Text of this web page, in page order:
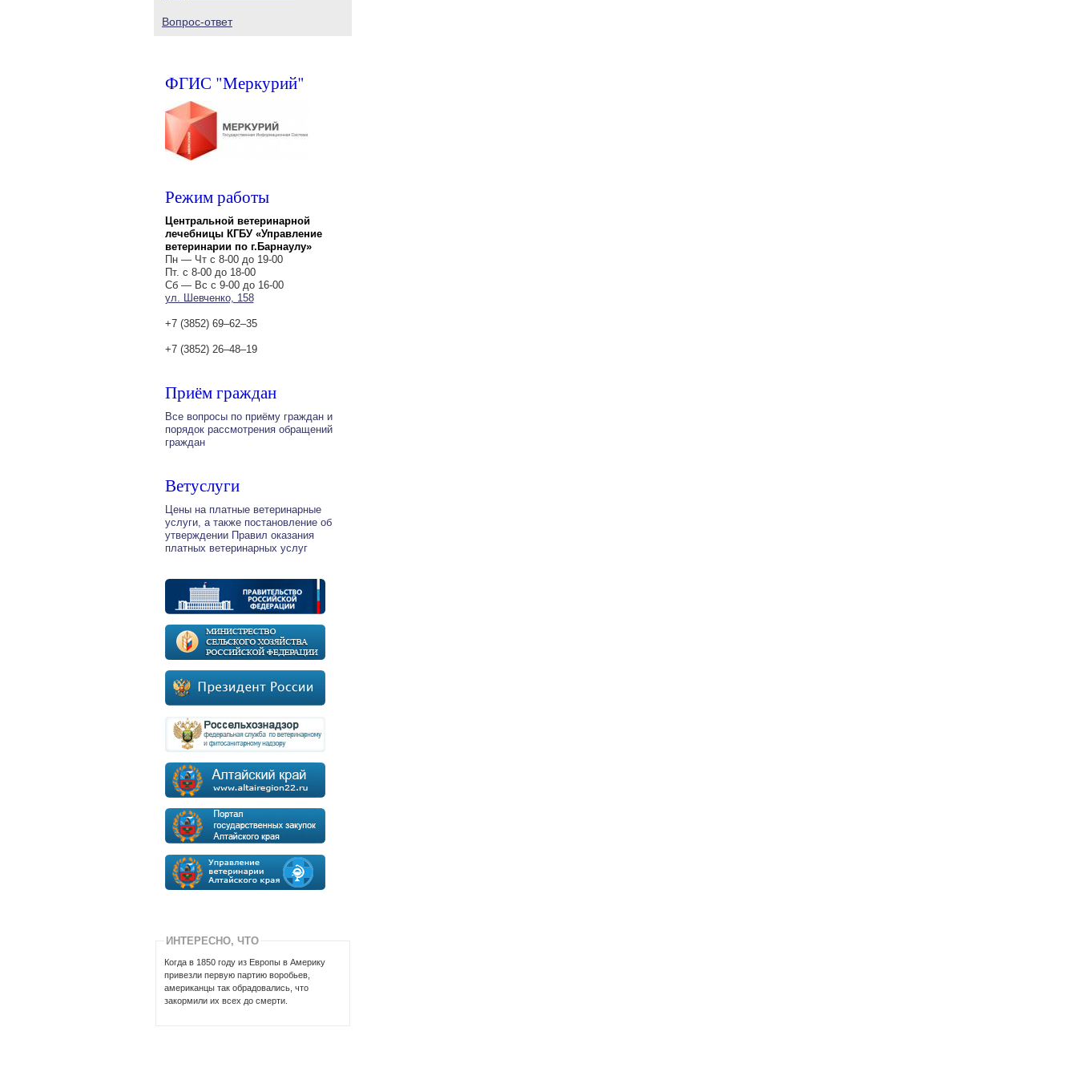
Вопрос-ответ
ФГИС "Меркурий"
Режим работы
Центральной ветеринарной
лечебницы КГБУ «Управление
ветеринарии по г.Барнаулу»
Пн — Чт с 8-00 до 19-00
Пт. с 8-00 до 18-00
Сб — Вс с 9-00 до 16-00
ул. Шевченко, 158
+7 (3852) 69‒62‒35
+7 (3852) 26‒48‒19
Приём граждан
Все вопросы по приёму граждан и
порядок рассмотрения обращений
граждан
Ветуслуги
Цены на платные ветеринарные
услуги, а также постановление об
утверждении Правил оказания
платных ветеринарных услуг
ИНТЕРЕСНО, ЧТО
Когда в 1850 году из Европы в Америку
привезли первую партию воробьев,
американцы так обрадовались, что
закормили их всех до смерти.